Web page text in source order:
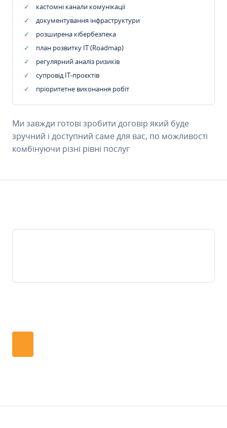
кастомні канали комунікації
документування інфраструктури
розширена кібербезпека
план розвитку IT (Roadmap)
регулярний аналіз ризиків
супровід ІТ-проєктів
пріоритетне виконання робіт
Ми завжди готові зробити договір який буде
зручний і доступний саме для вас, по можливості
комбінуючи різні рівні послуг